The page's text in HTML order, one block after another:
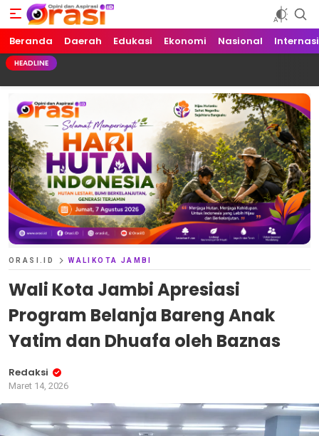
Orasi.ID
Opini dan Aspirasi!
Beranda Daerah Edukasi Ekonomi Nasional
HEADLINE
ORASI.ID WALIKOTA JAMBI
Wali Kota Jambi Apresiasi
Program Belanja Bareng Anak
Yatim dan Dhuafa oleh Baznas
Redaksi
Maret 14, 2026